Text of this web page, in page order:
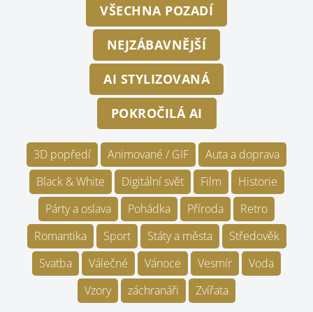
VŠECHNA POZADÍ
NEJZÁBAVNĚJŠÍ
AI STYLIZOVANÁ
POKROČILÁ AI
3D popředí Animované / GIF
Auta a doprava
Black & White
Digitální svět Film
Historie
Párty a oslava
Pohádka Příroda
Retro
Romantika
Sport Státy a města
Středověk
Svatba
Válečné Vánoce Vesmír
Voda
Vzory
záchranáři Zvířata